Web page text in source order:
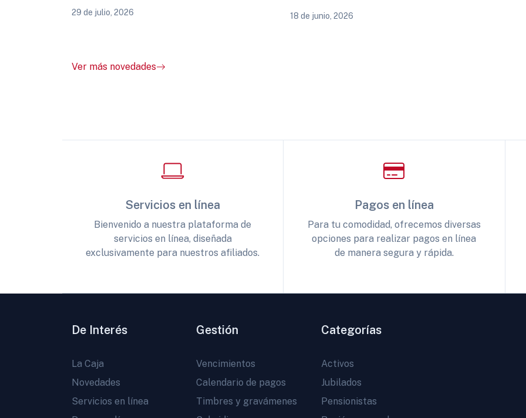
29 de julio, 2026 18 de junio, 2026
Ver más novedades
Servicios en línea
Bienvenido a nuestra plataforma de
servicios en línea, diseñada
exclusivamente para nuestros afiliados.
Pagos en línea
Para tu comodidad, ofrecemos diversas
opciones para realizar pagos en línea
de manera segura y rápida.
De Interés
La Caja
Novedades
Servicios en línea
Gestión
Vencimientos
Calendario de pagos
Timbres y gravámenes
Categorías
Activos
Jubilados
Pensionistas